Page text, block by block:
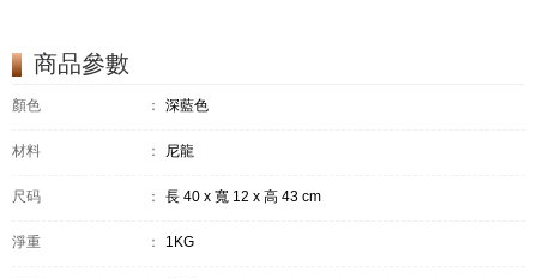
商品參數
顏色 ： 深藍色
材料 ： 尼龍
尺码 ： 長 40 x 寬 12 x 高 43 cm
淨重 ： 1KG